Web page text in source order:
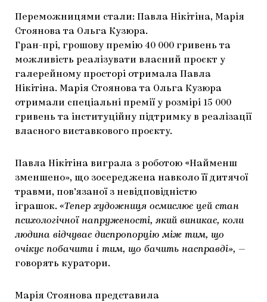
Переможницями стали: Павла Нікітіна, Марія
Стоянова та Ольга Кузюра.
Гран-прі, грошову премію 40 000 гривень та
можливість реалізувати власний проєкт у
галерейному просторі отримала Павла
Нікітіна. Марія Стоянова та Ольга Кузюра
отримали спеціальні премії у розмірі 15 000
гривень та інституційну підтримку в реалізації
власного виставкового проєкту.
Павла Нікітіна виграла з роботою «Найменш
зменшено», що зосереджена навколо її дитячої
травми, пов’язаної з невідповідністю
іграшок. «Тепер художниця осмислює цей стан
психологічної напруженості, який виникає, коли
людина відчуває диспропорцію між тим, що
очікує побачити і тим, що бачить насправді», —
говорять куратори.
Марія Стоянова представила